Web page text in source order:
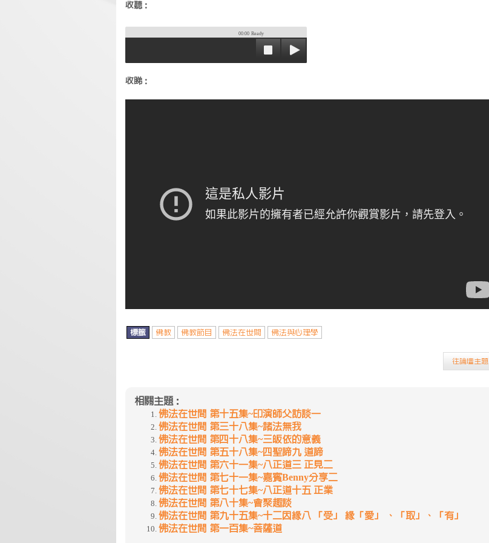
收聽：
00:00 Ready
收睇：
標籤 佛教 佛教節目 佛法在世間 佛法與心理學
往論壇主題
相關主題：
佛法在世間 第十五集~印演師父訪談一
佛法在世間 第三十八集~諸法無我
佛法在世間 第四十八集~三皈依的意義
佛法在世間 第五十八集~四聖諦九 道諦
佛法在世間 第六十一集~八正道三 正見二
佛法在世間 第七十一集~嘉賓Benny分享二
佛法在世間 第七十七集~八正道十五 正業
佛法在世間 第八十集~會聚趣談
佛法在世間 第九十五集~十二因緣八 「受」 緣「愛」 、「取」、「有」
佛法在世間 第一百集~菩薩道